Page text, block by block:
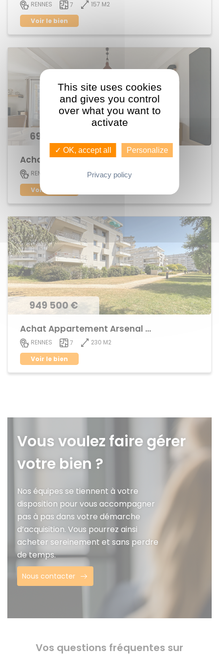
RENNES 7
157 M2
Voir le bien
696 300 €
Achat Appartement centre ville
RENNES
152 M2
Voir le bien
949 500 €
Achat Appartement Arsenal - Redon
RENNES 7
230 M2
Voir le bien
Vous voulez faire gérer
votre bien ?
Nos équipes se tiennent à votre
disposition pour vous accompagner
pas à pas dans votre démarche
d’acquisition. Vous pourrez ainsi
acheter sereinement et sans perdre
de temps.
Nous contacter
Vos questions fréquentes sur
This site uses cookies
and gives you control
over what you want to
activate
✓ OK, accept all Personalize
Privacy policy